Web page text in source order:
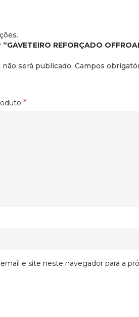
REFORÇADO
será publicado. Campos
*
e site neste navegador para a